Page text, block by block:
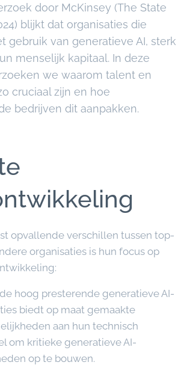
door McKinsey (The State
blijkt dat organisaties die
gebruik van generatieve AI, sterk
menselijk kapitaal. In deze
we waarom talent en
cruciaal zijn en hoe
bedrijven dit aanpakken.
opvallende verschillen tussen top-
organisaties is hun focus op
de hoog presterende generatieve AI-
biedt op maat gemaakte
aan hun technisch
om kritieke generatieve AI-
op te bouwen.